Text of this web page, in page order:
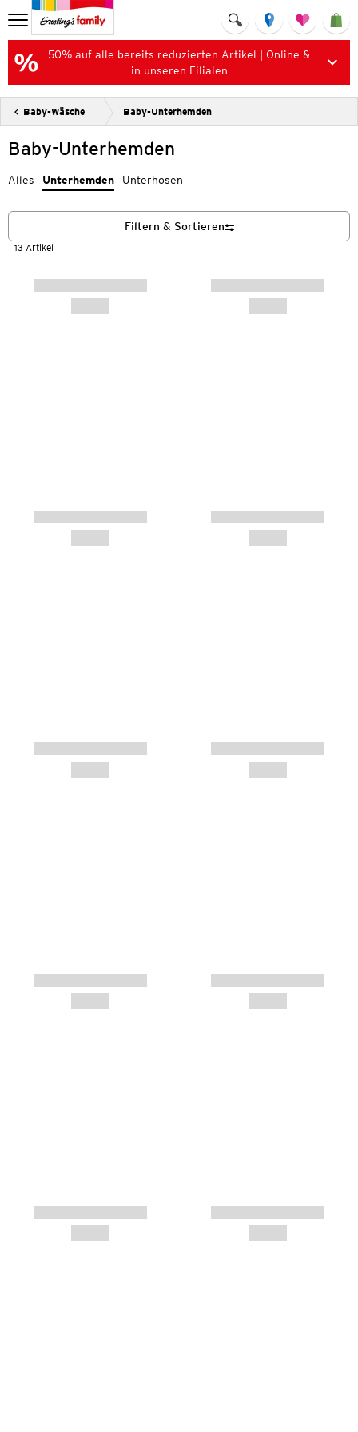
50% auf alle bereits reduzierten Artikel | Online &
in unseren Filialen
Baby-Wäsche Baby-Unterhemden
Baby-Unterhemden
Alles Unterhemden Unterhosen
13 Artikel
Filtern & Sortieren